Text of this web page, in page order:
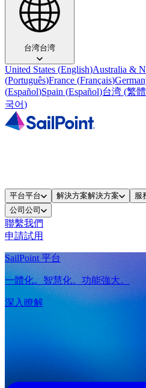
台湾台湾
United States (English)Australia &
(Português)France (Français)
(Español)Spain (Español)台湾 (繁
국어)
平台平台 解決方案解決方案 服
公司 公司
聯繫我們
申請試用
SailPoint 平台
一體化。智慧化。功能強大。
深入瞭解